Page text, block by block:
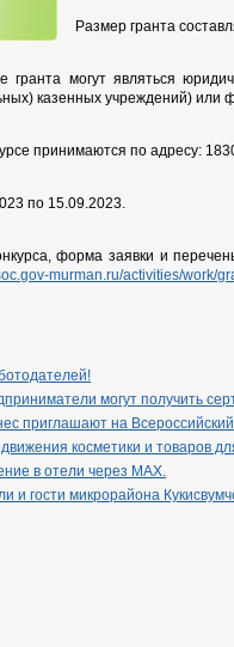
Размер гранта
гранта могут являться
казенных учреждений) или
принимаются по адресу:
по 15.09.2023.
форма заявки и
murman.ru/activities/work/
могут получить
приглашают на
косметики и товаров
в отели через МАХ.
и гости микрорайона